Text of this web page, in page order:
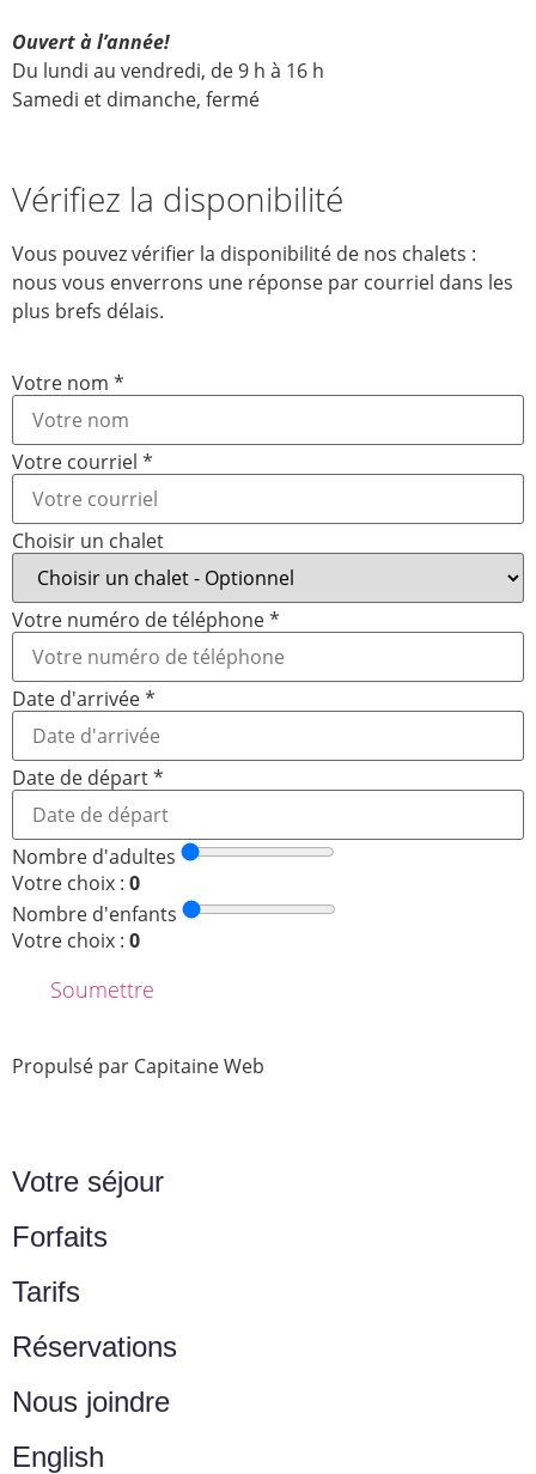
Ouvert à l’année!
Du lundi au vendredi, de 9 h à 16 h
Samedi et dimanche, fermé
Vérifiez la disponibilité
Vous pouvez vérifier la disponibilité de nos chalets :
nous vous enverrons une réponse par courriel dans les
plus brefs délais.
Date
courriel
d'arrivée
Votre nom *
Votre courriel *
Choisir un chalet
Votre numéro de téléphone*
Date d'arrivée*
Date de départ*
Nombre d'adultes
Votre choix : 0
Nombre d'enfants
Votre choix : 0
Soumettre
Propulsé par Capitaine Web
Votre séjour
Forfaits
Tarifs
Réservations
Nous joindre
English